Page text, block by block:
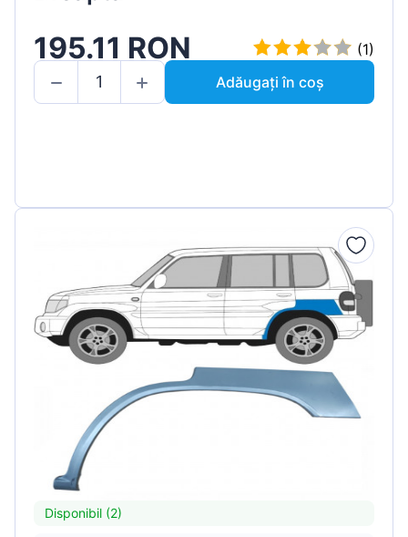
195.11 RON
(1)
Adăugați în coș
Disponibil (2)